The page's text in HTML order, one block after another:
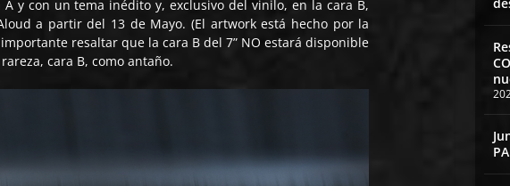
y con un tema inédito y, exclusivo del vinilo, en la cara B,
a partir del 13 de Mayo. (El artwork está hecho por la
resaltar que la cara B del 7” NO estará disponible
cara B, como antaño.